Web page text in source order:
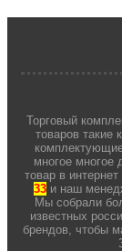
Торговый
товаров такие
многое
товар в
33 и наш
Мы собрали
известных
брендов, чтобы